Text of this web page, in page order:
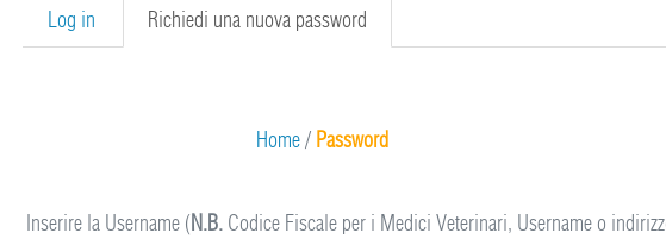
Primary tabs
Log in Richiedi una nuova password
tab)
Home/ Password
Inserire la Username (N.B. Codice Fiscale per i Medici Veterinari, Username o